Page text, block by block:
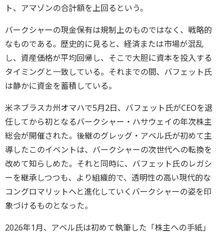
ト、アマゾンの合計額を上回るという。
バークシャーの現金保有は規制上のものではなく、戦略的
なものである。歴史的に見ると、経済または市場が混乱
し、資産価格が平均回帰し、そこで大胆に資本を投入する
タイミングと一致している。それまでの間、バフェット氏
は静かに資金を蓄積している。
米ネブラスカ州オマハで5月2日、バフェット氏がCEOを退
任してから初となるバークシャー・ハサウェイの年次株主
総会が開催された。後継のグレッグ・アベル氏が初めて主
導したこのイベントは、バークシャーの次世代への転換を
改めて知らしめた。それと同時に、バフェット氏のレガシ
ーを継承しつつも、より組織的で、透明性の高い現代的な
コングロマリットへと進化していくバークシャーの姿を印
象づけるものとなった。
2026年1月、アベル氏は初めて執筆した「株主への手紙」